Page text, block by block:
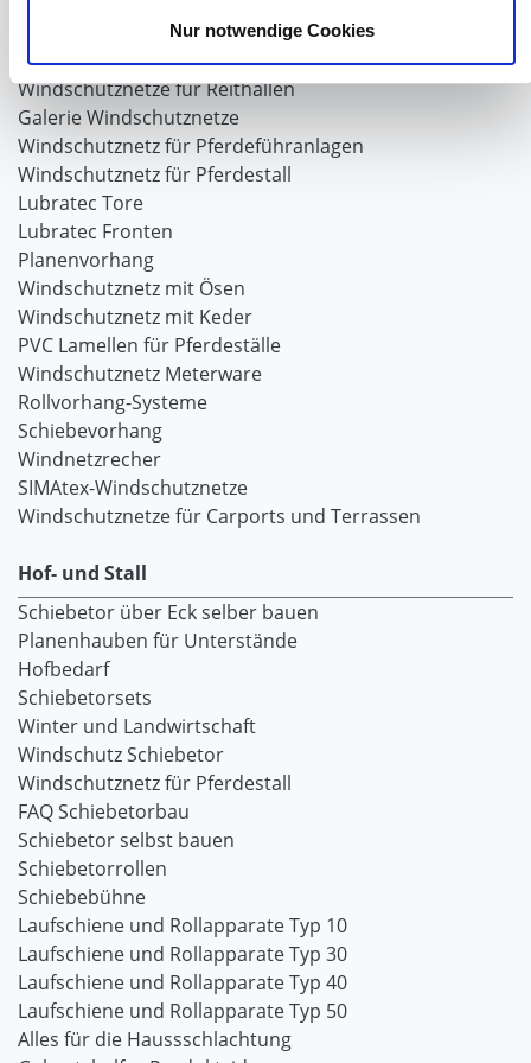
Nur notwendige Cookies
Windschutznetze für Reithallen
Galerie Windschutznetze
Windschutznetz für Pferdeführanlagen
Windschutznetz für Pferdestall
Lubratec Tore
Lubratec Fronten
Planenvorhang
Windschutznetz mit Ösen
Windschutznetz mit Keder
PVC Lamellen für Pferdeställe
Windschutznetz Meterware
Rollvorhang-Systeme
Schiebevorhang
Windnetzrecher
SIMAtex-Windschutznetze
Windschutznetze für Carports und Terrassen
Hof- und Stall
Schiebetor über Eck selber bauen
Planenhauben für Unterstände
Hofbedarf
Schiebetorsets
Winter und Landwirtschaft
Windschutz Schiebetor
Windschutznetz für Pferdestall
FAQ Schiebetorbau
Schiebetor selbst bauen
Schiebetorrollen
Schiebebühne
Laufschiene und Rollapparate Typ 10
Laufschiene und Rollapparate Typ 30
Laufschiene und Rollapparate Typ 40
Laufschiene und Rollapparate Typ 50
Alles für die Haussschlachtung